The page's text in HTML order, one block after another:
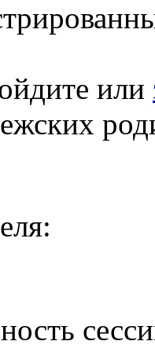
или